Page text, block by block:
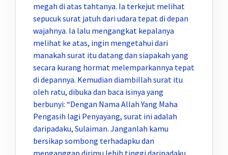
megah di atas tahtanya. Ia terkejut melihat
sepucuk surat jatuh dari udara tepat di depan
wajahnya. Ia lalu mengangkat kepalanya
melihat ke atas, ingin mengetahui dari
manakah surat itu datang dan siapakah yang
secara kurang hormat melemparkannya tepat
di depannya. Kemudian diambillah surat itu
oleh ratu, dibuka dan baca isinya yang
berbunyi: “Dengan Nama Allah Yang Maha
Pengasih lagi Penyayang, surat ini adalah
daripadaku, Sulaiman. Janganlah kamu
bersikap sombong terhadapku dan